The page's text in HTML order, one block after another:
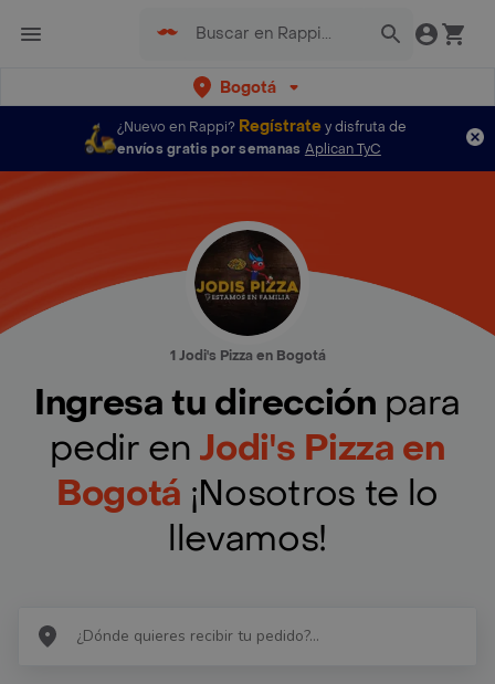
Bogotá
¿Nuevo en Rappi? Regístratey disfruta de
envíos gratis por semanas Aplican TyC
1 Jodi's Pizza en Bogotá
Ingresa tu dirección para
pedir en Jodi's Pizza en
Bogotá ¡Nosotros te lo
llevamos!